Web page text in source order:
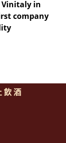
Vinitaly in
company
飲 酒